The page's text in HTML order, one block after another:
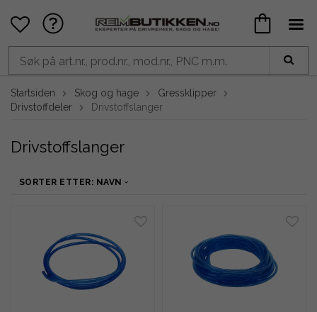
Startsiden Skog og hage
Gressklipper
Drivstoffdeler
Drivstoffslanger
Drivstoffslanger
SORTER ETTER: NAVN